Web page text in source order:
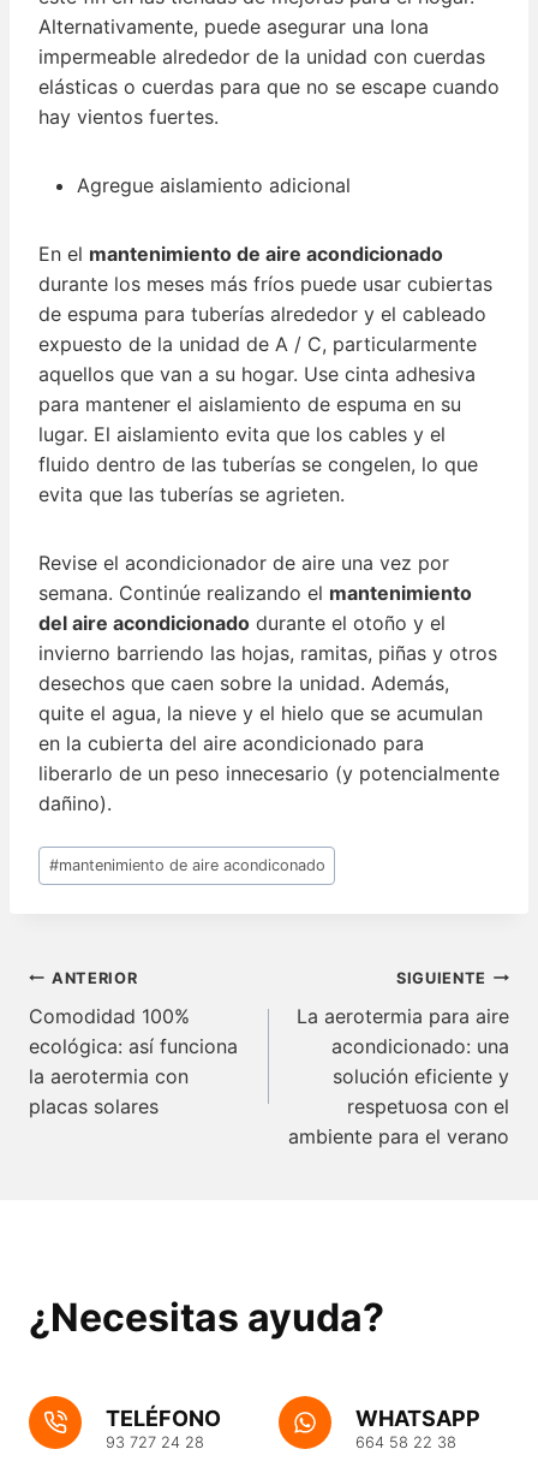
Alternativamente, puede asegurar una lona
impermeable alrededor de la unidad con cuerdas
elásticas o cuerdas para que no se escape cuando
hay vientos fuertes.
Agregue aislamiento adicional
En el mantenimiento de aire acondicionado
durante los meses más fríos puede usar cubiertas
de espuma para tuberías alrededor y el cableado
expuesto de la unidad de A / C, particularmente
aquellos que van a su hogar. Use cinta adhesiva
para mantener el aislamiento de espuma en su
lugar. El aislamiento evita que los cables y el
fluido dentro de las tuberías se congelen, lo que
evita que las tuberías se agrieten.
Revise el acondicionador de aire una vez por
semana. Continúe realizando el mantenimiento
del aire acondicionado durante el otoño y el
invierno barriendo las hojas, ramitas, piñas y otros
desechos que caen sobre la unidad. Además,
quite el agua, la nieve y el hielo que se acumulan
en la cubierta del aire acondicionado para
liberarlo de un peso innecesario (y potencialmente
dañino).
Etiquetas
de
#mantenimiento de aire acondiconado
Navegación
de
entradas
ANTERIOR
Comodidad 100%
ecológica: así funciona
la aerotermia con
placas solares
SIGUIENTE
La aerotermia para aire
acondicionado: una
solución eficiente y
respetuosa con el
ambiente para el verano
¿Necesitas ayuda?
TELÉFONO
93 727 24 28
WHATSAPP
664 58 22 38